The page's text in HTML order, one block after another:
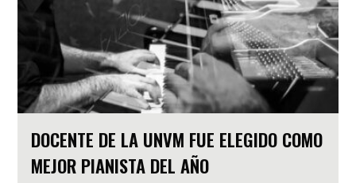
DOCENTE DE LA UNVM FUE ELEGIDO COMO
MEJOR PIANISTA DEL AÑO